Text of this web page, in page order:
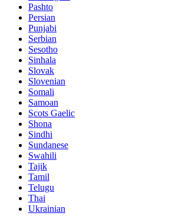
Pashto
Persian
Punjabi
Serbian
Sesotho
Sinhala
Slovak
Slovenian
Somali
Samoan
Scots Gaelic
Shona
Sindhi
Sundanese
Swahili
Tajik
Tamil
Telugu
Thai
Ukrainian